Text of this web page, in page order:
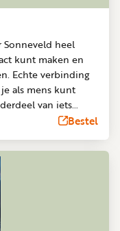
Sonneveld heel
kunt maken en
Echte verbinding
als mens kunt
van iets
vluchtig, zeker in
model voor
Klik is een
concrete adviezen,
Bestel